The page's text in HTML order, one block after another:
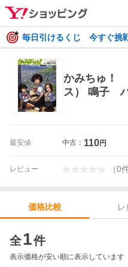
毎日引けるくじ 今すぐ挑
かみちゅ
ス） 鳴子
最安値 中古： 110円
レビュー （0
価格比較 レ
全1件
表示価格が安い順に表示しています